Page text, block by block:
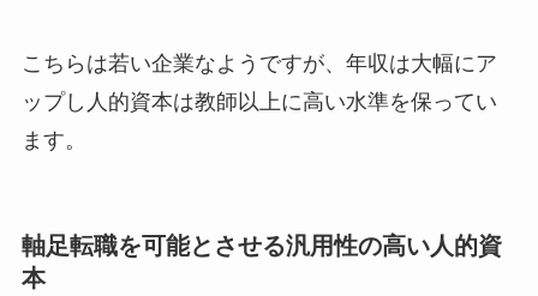
こちらは若い企業なようですが、年収は大幅にア
ップし人的資本は教師以上に高い水準を保ってい
ます。
軸足転職を可能とさせる汎用性の高い人的資
本